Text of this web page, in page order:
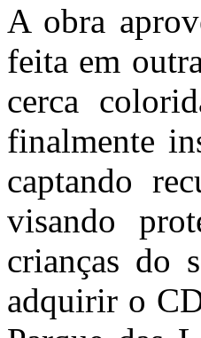
A obra
feita em
cerca
finalmente
captando
visando
crianças do
adquirir o